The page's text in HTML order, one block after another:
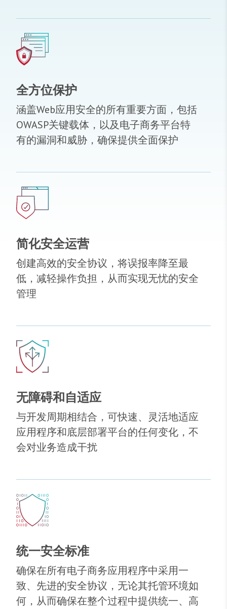
全方位保护
涵盖Web应用安全的所有重要方面，包括
OWASP关键载体，以及电子商务平台特
有的漏洞和威胁，确保提供全面保护
简化安全运营
创建高效的安全协议，将误报率降至最
低，减轻操作负担，从而实现无忧的安全
管理
无障碍和自适应
与开发周期相结合，可快速、灵活地适应
应用程序和底层部署平台的任何变化，不
会对业务造成干扰
统一安全标准
确保在所有电子商务应用程序中采用一
致、先进的安全协议，无论其托管环境如
何，从而确保在整个过程中提供统一、高